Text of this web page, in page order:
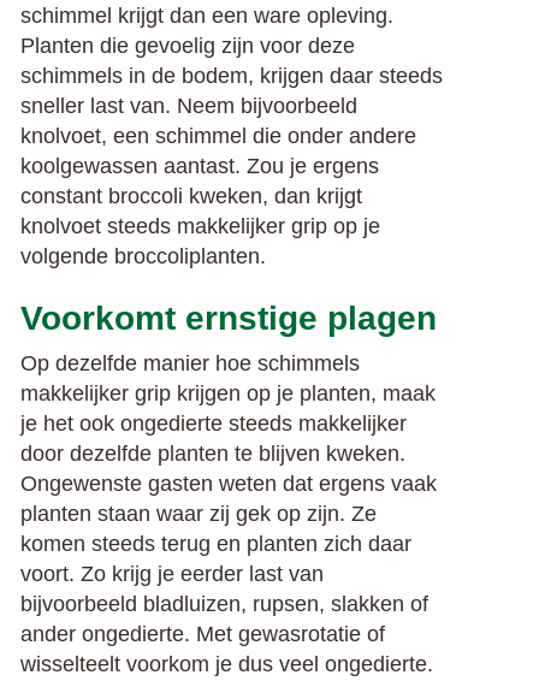
schimmel krijgt dan een ware opleving.
Planten die gevoelig zijn voor deze
schimmels in de bodem, krijgen daar steeds
sneller last van. Neem bijvoorbeeld
knolvoet, een schimmel die onder andere
koolgewassen aantast. Zou je ergens
constant broccoli kweken, dan krijgt
knolvoet steeds makkelijker grip op je
volgende broccoliplanten.
Voorkomt ernstige plagen
Op dezelfde manier hoe schimmels
makkelijker grip krijgen op je planten, maak
je het ook ongedierte steeds makkelijker
door dezelfde planten te blijven kweken.
Ongewenste gasten weten dat ergens vaak
planten staan waar zij gek op zijn. Ze
komen steeds terug en planten zich daar
voort. Zo krijg je eerder last van
bijvoorbeeld bladluizen, rupsen, slakken of
ander ongedierte. Met gewasrotatie of
wisselteelt voorkom je dus veel ongedierte.